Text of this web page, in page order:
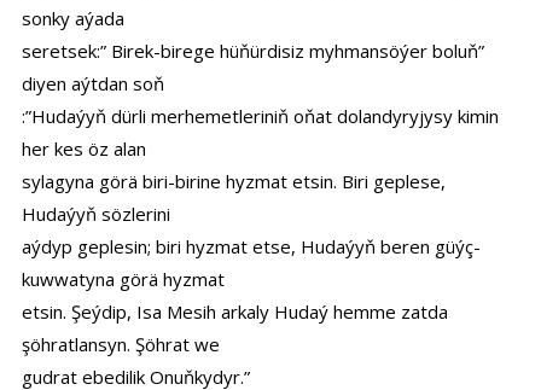
sonky aýada
seretsek:” Birek-birege hüňürdisiz myhmansöýer boluň”
diyen aýtdan soň
:”Hudaýyň dürli merhemetleriniň oňat dolandyryjysy kimin
her kes öz alan
sylagyna görä biri-birine hyzmat etsin. Biri geplese,
Hudaýyň sözlerini
aýdyp geplesin; biri hyzmat etse, Hudaýyň beren güýç-
kuwwatyna görä hyzmat
etsin. Şeýdip, Isa Mesih arkaly Hudaý hemme zatda
şöhratlansyn. Şöhrat we
gudrat ebedilik Onuňkydyr.”